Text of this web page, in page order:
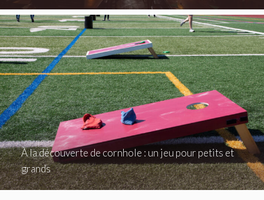
À la découverte de cornhole : un jeu pour petits et
grands